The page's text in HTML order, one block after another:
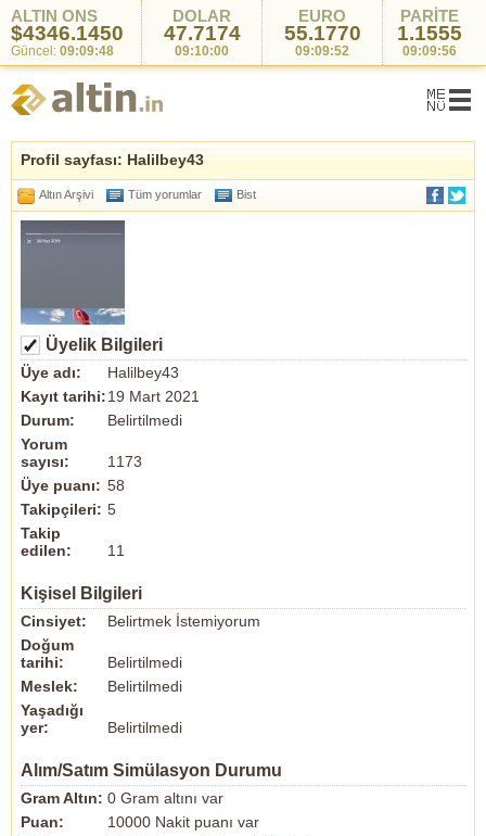
ALTIN ONS
$4346.1450
Güncel: 09:09:48
DOLAR
47.7174
09:10:00
EURO
55.1770
09:09:52
PARİTE
1.1555
09:09:56
Profil sayfası: Halilbey43
Altın Arşivi Tüm yorumlar Bist
Üyelik Bilgileri
Üye adı:
Halilbey43
Kayıt tarihi:19 Mart 2021
Durum:
Belirtilmedi
Yorum
sayısı:
1173
Üye puanı: 58
Takipçileri: 5
Takip
edilen:
11
Kişisel Bilgileri
Cinsiyet:
Belirtmek İstemiyorum
Doğum
tarihi:
Belirtilmedi
Meslek:
Belirtilmedi
Yaşadığı
yer:
Belirtilmedi
Alım/Satım Simülasyon Durumu
Gram Altın: 0 Gram altını var
Puan:
10000 Nakit puanı var